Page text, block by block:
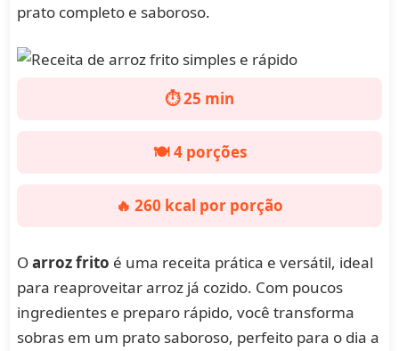
prato completo e saboroso.
⏱️ 25 min
🍽️ 4 porções
🔥 260 kcal por porção
Oarroz frito é uma receita prática e versátil, ideal
para reaproveitar arroz já cozido. Com poucos
ingredientes e preparo rápido, você transforma
sobras em um prato saboroso, perfeito para o dia a